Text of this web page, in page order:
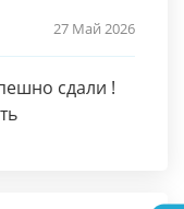
27 Май 2026
сдали !